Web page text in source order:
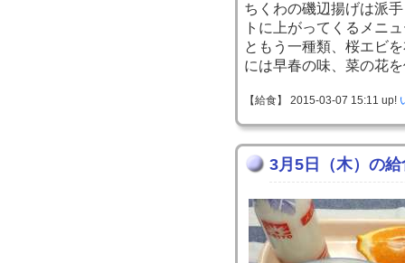
ちくわの磯辺揚げは派
トに上がってくるメニ
ともう一種類、桜エビ
には早春の味、菜の花
【給食】 2015-03-07 15:11 up!
3月5日（木）の給